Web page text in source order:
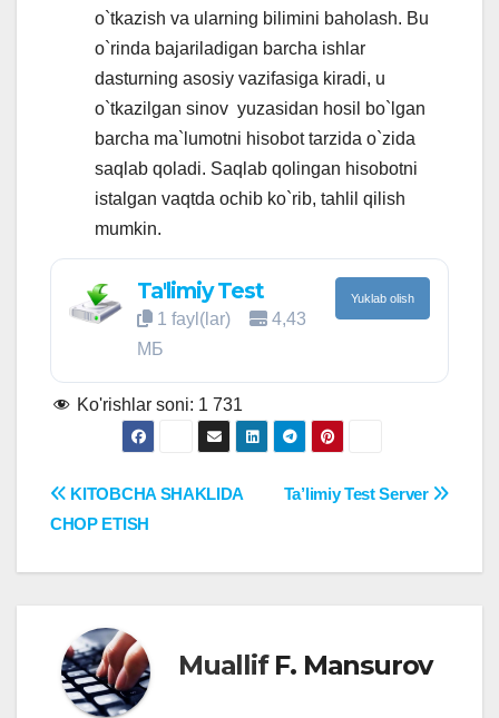
o`tkazish va ularning bilimini baholash. Bu
o`rinda bajariladigan barcha ishlar
dasturning asosiy vazifasiga kiradi, u
o`tkazilgan sinov yuzasidan hosil bo`lgan
barcha ma`lumotni hisobot tarzida o`zida
saqlab qoladi. Saqlab qolingan hisobotni
istalgan vaqtda ochib ko`rib, tahlil qilish
mumkin.
Ta'limiy Test
1 fayl(lar)
4,43
МБ
Yuklab olish
Ko'rishlar soni: 1 731
Post
Ta’limiy Test Server
KITOBCHA SHAKLIDA
CHOP ETISH
Muallif F. Mansurov